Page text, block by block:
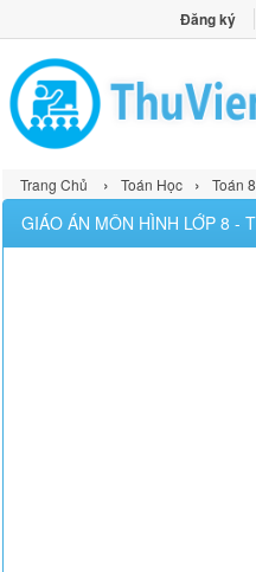
Đăng ký
Trang Chủ › Toán Học › Toán 8
GIÁO ÁN MÔN HÌNH LỚP 8 -